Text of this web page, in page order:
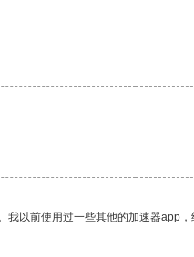
以前使用过一些其他的加速器app